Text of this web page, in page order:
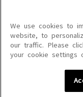
このサイトに掲載されている
を問わず、著作権法の定める
を禁じます。
楽曲及びコンテンツは、機種
楽曲及びコンテンツの配信日
We use cookies to
website, to
our traffic. Please
your cookie settings